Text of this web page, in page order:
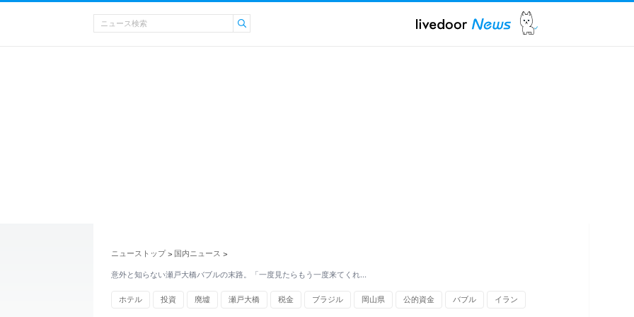
ニューストップ > 国内ニュース >
意外と知らない瀬戸大橋バブルの末路。「一度見たらもう一度来てくれ…
ホテル 投資 廃墟 瀬戸大橋 税金 ブラジル 岡山県 公的資金 バブル イラン